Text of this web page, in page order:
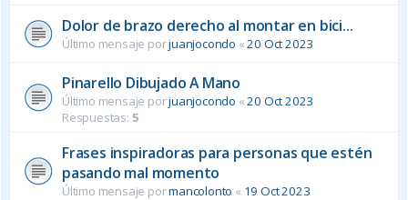
Dolor de brazo derecho al montar en bici...
Último mensaje porjuanjocondo «20 Oct 2023
Pinarello Dibujado A Mano
Último mensaje porjuanjocondo «20 Oct 2023
Respuestas: 5
Frases inspiradoras para personas que estén
pasando mal momento
Último mensaje pormancolonto « 19 Oct 2023